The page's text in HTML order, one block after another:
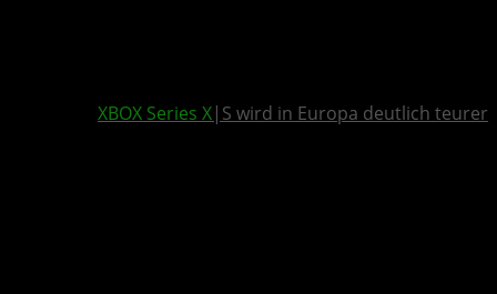
XBOX Series X|S wird in Europa deutlich teurer